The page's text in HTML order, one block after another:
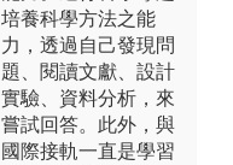
培養科學方法之能
力，透過自己發現問
題、閱讀文獻、設計
實驗、資料分析，來
嘗試回答。此外，與
國際接軌一直是學習